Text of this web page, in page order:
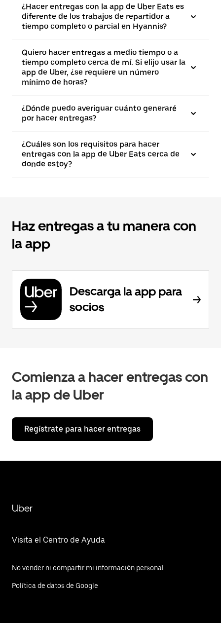
¿Hacer entregas con la app de Uber Eats es
diferente de los trabajos de repartidor a
tiempo completo o parcial en Hyannis?
Quiero hacer entregas a medio tiempo o a
tiempo completo cerca de mí. Si elijo usar la
app de Uber, ¿se requiere un número
mínimo de horas?
¿Dónde puedo averiguar cuánto generaré
por hacer entregas?
¿Cuáles son los requisitos para hacer
entregas con la app de Uber Eats cerca de
donde estoy?
Haz entregas a tu manera con
la app
Descarga la app para
socios
Comienza a hacer entregas con
la app de Uber
Regístrate para hacer entregas
Uber
Visita el Centro de Ayuda
No vender ni compartir mi información personal
Política de datos de Google